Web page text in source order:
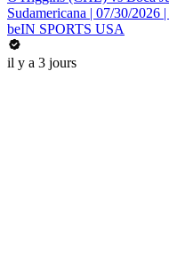
Sudamericana | 07/30/2026
beIN SPORTS USA
il y a 3 jours